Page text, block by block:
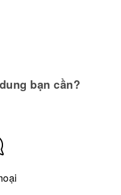
bạn cần?